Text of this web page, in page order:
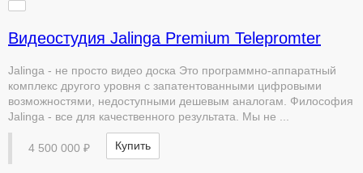
Видеостудия Jalinga Premium Telepromter
Jalinga - не просто видео доска Это программно-аппаратный
комплекс другого уровня с запатентованными цифровыми
возможностями, недоступными дешевым аналогам. Философия
Jalinga - все для качественного результата. Мы не ...
4 500 000 ₽ Купить